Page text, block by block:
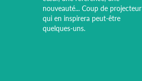
nouveauté... Coup de projecteur
qui en inspirera peut-être
quelques-uns.